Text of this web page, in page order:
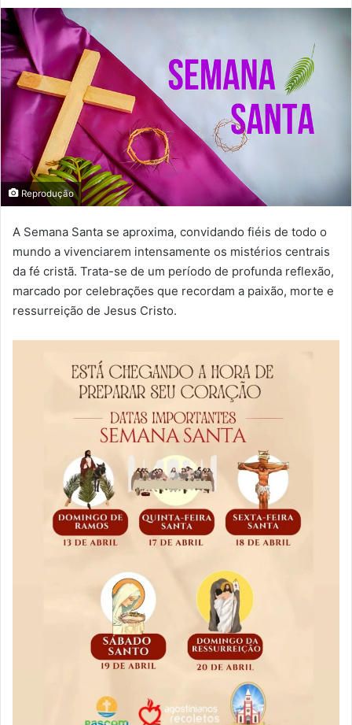
Reprodução
A Semana Santa se aproxima, convidando fiéis de todo o
mundo a vivenciarem intensamente os mistérios centrais
da fé cristã. Trata-se de um período de profunda reflexão,
marcado por celebrações que recordam a paixão, morte e
ressurreição de Jesus Cristo.